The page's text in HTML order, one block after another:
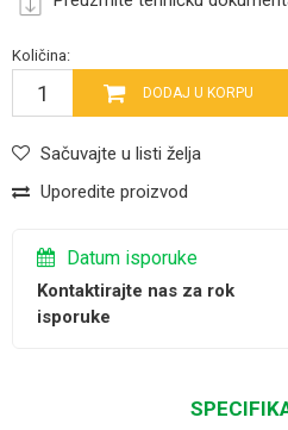
Količina:
DODAJ U KORPU
Sačuvajte u listi želja
Uporedite proizvod
Datum isporuke
Kontaktirajte nas za rok
isporuke